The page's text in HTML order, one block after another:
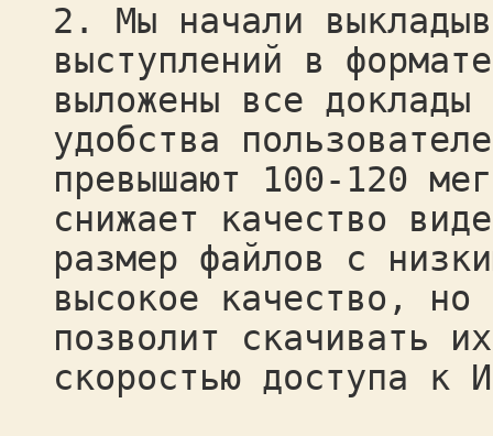
2. Мы начали
выступлений в
выложены все
удобства
превышают 100-120
снижает качество
размер файлов с
высокое качество, но
позволит скачивать
скоростью доступа к